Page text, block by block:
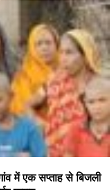
में एक सप्ताह से बिजली